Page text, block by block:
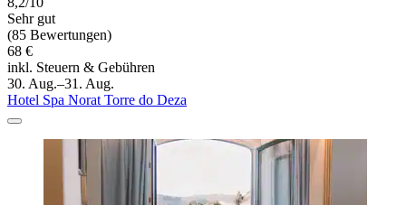
Sehr gut
(85 Bewertungen)
68 €
inkl. Steuern & Gebühren
30. Aug.–31. Aug.
Hotel Spa Norat Torre do Deza